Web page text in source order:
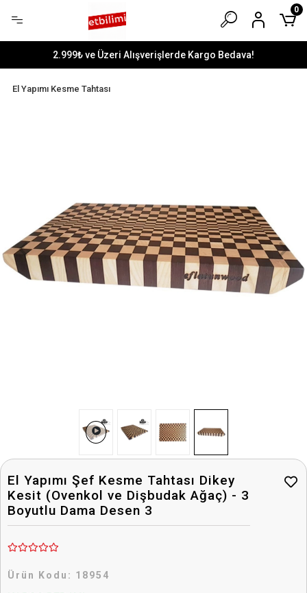
2.999₺ ve Üzeri Alışverişlerde Kargo Bedava!
0
El Yapımı Kesme Tahtası
El Yapımı Şef Kesme Tahtası Dikey
Kesit (Ovenkol ve Dişbudak Ağaç) - 3
Boyutlu Dama Desen 3
Ürün Kodu: 18954